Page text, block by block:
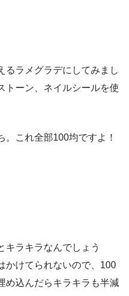
るラメグラデにしてみまし
トーン、ネイルシールを使
これ全部100均ですよ！
キラキラなんでしょう
かけてられないので、100
め込んだらキラキラも半減